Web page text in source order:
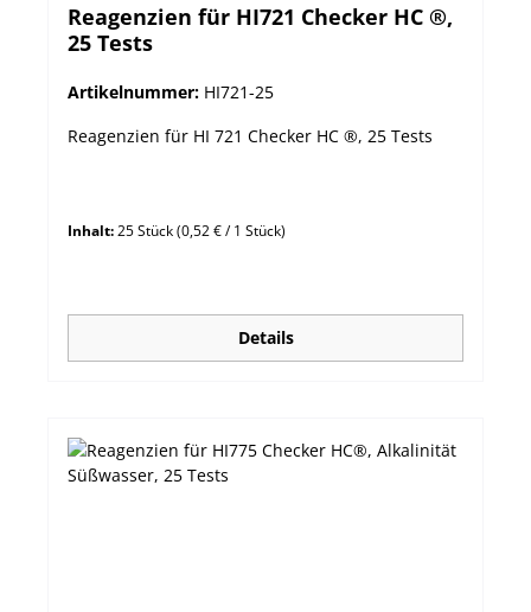
Reagenzien für HI721 Checker HC ®,
25 Tests
Artikelnummer: HI721-25
Reagenzien für HI 721 Checker HC ®, 25 Tests
Inhalt:25 Stück(0,52 € / 1 Stück)
Details